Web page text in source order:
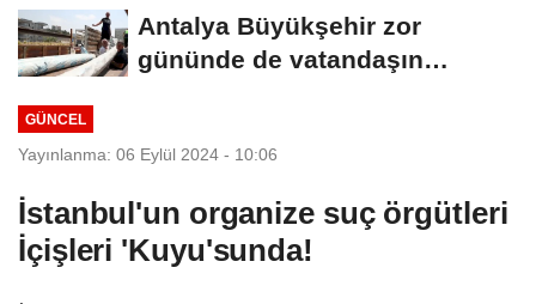
Antalya Büyükşehir zor
gününde de vatandaşın
GÜNCEL
Yayınlanma: 06 Eylül 2024 - 10:06
İstanbul'un organize suç örgütleri
İçişleri 'Kuyu'sunda!